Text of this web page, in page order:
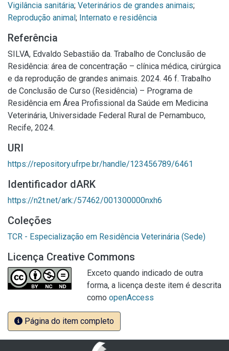
Vigilância sanitária; Veterinários de grandes animais;
Reprodução animal; Internato e residência
Referência
SILVA, Edvaldo Sebastião da. Trabalho de Conclusão de
Residência: área de concentração – clínica médica, cirúrgica
e da reprodução de grandes animais. 2024. 46 f. Trabalho
de Conclusão de Curso (Residência) – Programa de
Residência em Área Profissional da Saúde em Medicina
Veterinária, Universidade Federal Rural de Pernambuco,
Recife, 2024.
URI
https://repository.ufrpe.br/handle/123456789/6461
Identificador dARK
https://n2t.net/ark:/57462/001300000nxh6
Coleções
TCR - Especialização em Residência Veterinária (Sede)
Licença Creative Commons
Exceto quando indicado de outra
forma, a licença deste item é descrita
como openAccess
Página do item completo